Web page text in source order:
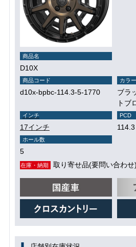
商品名
D10X
商品コード
d10x-bpbc-114.3-5-1770
カラー
ブラ
トブ
インチ
17インチ
PCD
114.3
ホール数
5
在庫・納期 取り寄せ品(要問い合わせ)